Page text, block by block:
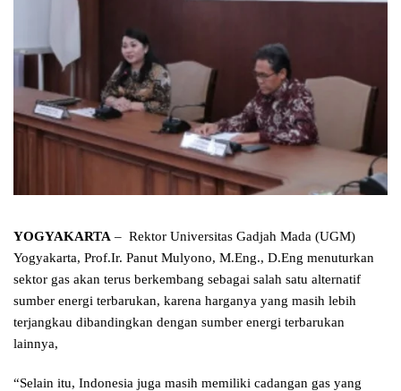
YOGYAKARTA – Rektor Universitas Gadjah Mada (UGM)
Yogyakarta, Prof.Ir. Panut Mulyono, M.Eng., D.Eng menuturkan
sektor gas akan terus berkembang sebagai salah satu alternatif
sumber energi terbarukan, karena harganya yang masih lebih
terjangkau dibandingkan dengan sumber energi terbarukan
lainnya,
“Selain itu, Indonesia juga masih memiliki cadangan gas yang